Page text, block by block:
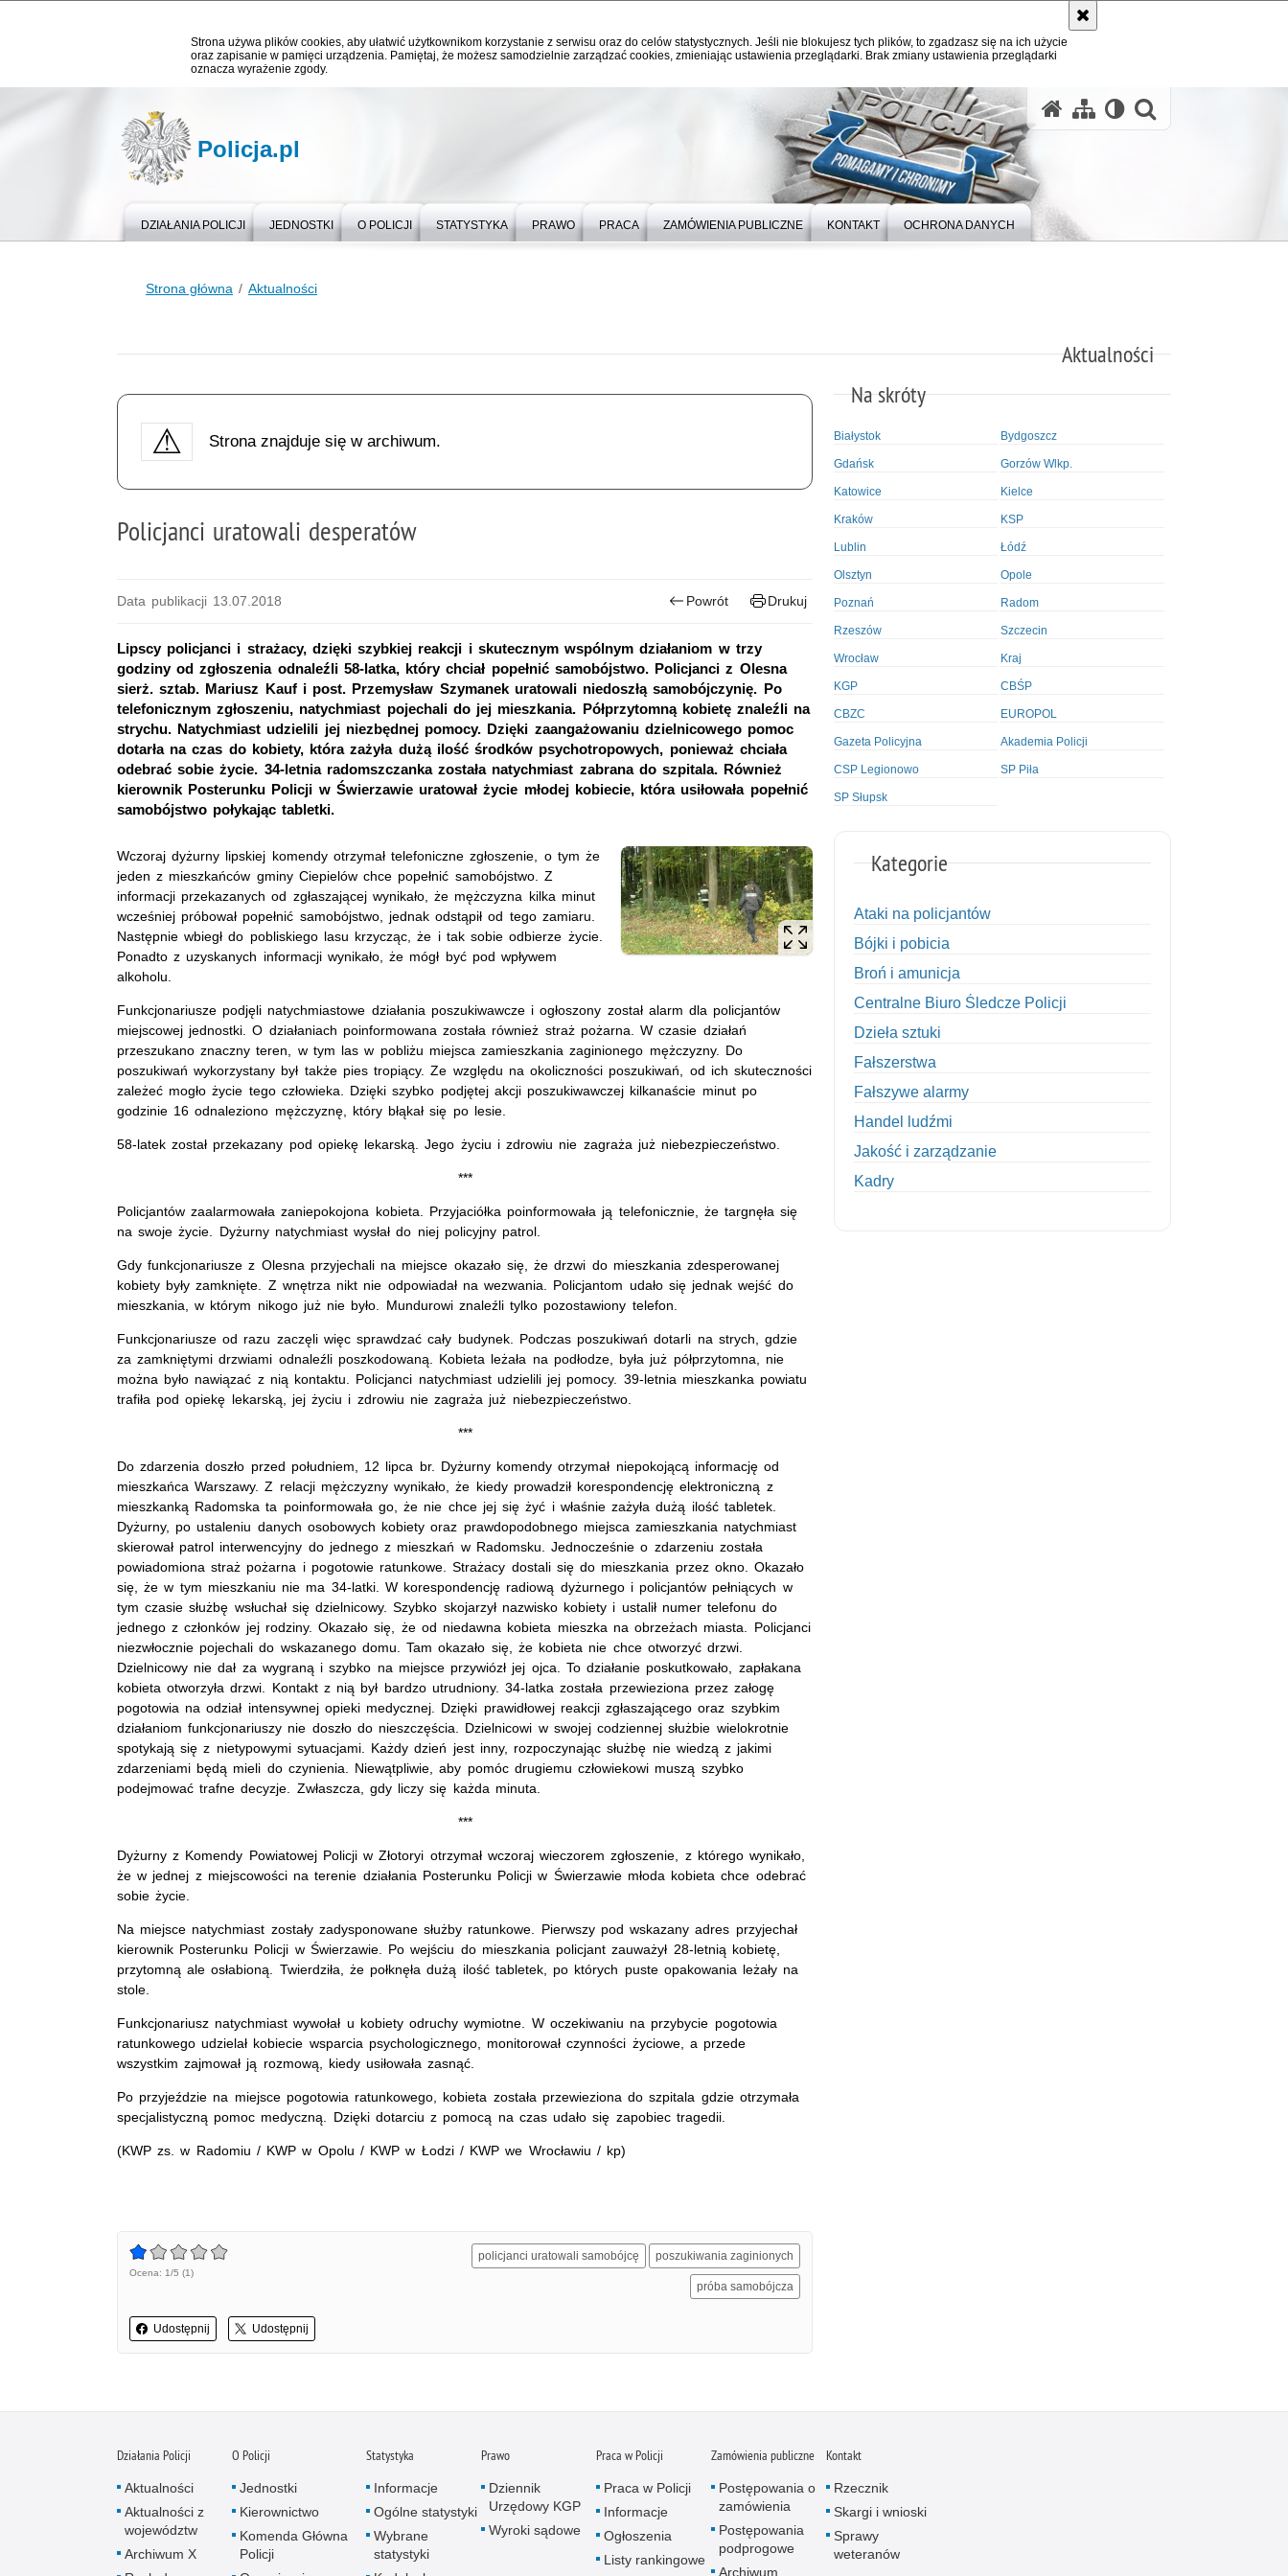
Strona używa plików cookies, aby ułatwić użytkownikom korzystanie z serwisu oraz do celów statystycznych. Jeśli nie blokujesz tych plików, to zgadzasz się na ich użycie
oraz zapisanie w pamięci urządzenia. Pamiętaj, że możesz samodzielnie zarządzać cookies, zmieniając ustawienia przeglądarki. Brak zmiany ustawienia przeglądarki
oznacza wyrażenie zgody.
Policja.pl
DZIAŁANIA POLICJI JEDNOSTKI O POLICJI STATYSTYKA PRAWO PRACA ZAMÓWIENIA PUBLICZNE KONTAKT OCHRONA DANYCH
Strona główna Aktualności
Aktualności
Strona znajduje się w archiwum.
Policjanci uratowali desperatów
Data publikacji 13.07.2018 Powrót Drukuj
Lipscy policjanci i strażacy, dzięki szybkiej reakcji i skutecznym wspólnym działaniom w trzy
godziny od zgłoszenia odnaleźli 58-latka, który chciał popełnić samobójstwo. Policjanci z Olesna
sierż. sztab. Mariusz Kauf i post. Przemysław Szymanek uratowali niedoszłą samobójczynię. Po
telefonicznym zgłoszeniu, natychmiast pojechali do jej mieszkania. Półprzytomną kobietę znaleźli na
strychu. Natychmiast udzielili jej niezbędnej pomocy. Dzięki zaangażowaniu dzielnicowego pomoc
dotarła na czas do kobiety, która zażyła dużą ilość środków psychotropowych, ponieważ chciała
odebrać sobie życie. 34-letnia radomszczanka została natychmiast zabrana do szpitala. Również
kierownik Posterunku Policji w Świerzawie uratował życie młodej kobiecie, która usiłowała popełnić
samobójstwo połykając tabletki.
Wczoraj dyżurny lipskiej komendy otrzymał telefoniczne zgłoszenie, o tym że
jeden z mieszkańców gminy Ciepielów chce popełnić samobójstwo. Z
informacji przekazanych od zgłaszającej wynikało, że mężczyzna kilka minut
wcześniej próbował popełnić samobójstwo, jednak odstąpił od tego zamiaru.
Następnie wbiegł do pobliskiego lasu krzycząc, że i tak sobie odbierze życie.
Ponadto z uzyskanych informacji wynikało, że mógł być pod wpływem
alkoholu.
Funkcjonariusze podjęli natychmiastowe działania poszukiwawcze i ogłoszony został alarm dla policjantów
miejscowej jednostki. O działaniach poinformowana została również straż pożarna. W czasie działań
przeszukano znaczny teren, w tym las w pobliżu miejsca zamieszkania zaginionego mężczyzny. Do
poszukiwań wykorzystany był także pies tropiący. Ze względu na okoliczności poszukiwań, od ich skuteczności
zależeć mogło życie tego człowieka. Dzięki szybko podjętej akcji poszukiwawczej kilkanaście minut po
godzinie 16 odnaleziono mężczyznę, który błąkał się po lesie.
58-latek został przekazany pod opiekę lekarską. Jego życiu i zdrowiu nie zagraża już niebezpieczeństwo.
***
Policjantów zaalarmowała zaniepokojona kobieta. Przyjaciółka poinformowała ją telefonicznie, że targnęła się
na swoje życie. Dyżurny natychmiast wysłał do niej policyjny patrol.
Gdy funkcjonariusze z Olesna przyjechali na miejsce okazało się, że drzwi do mieszkania zdesperowanej
kobiety były zamknięte. Z wnętrza nikt nie odpowiadał na wezwania. Policjantom udało się jednak wejść do
mieszkania, w którym nikogo już nie było. Mundurowi znaleźli tylko pozostawiony telefon.
Funkcjonariusze od razu zaczęli więc sprawdzać cały budynek. Podczas poszukiwań dotarli na strych, gdzie
za zamkniętymi drzwiami odnaleźli poszkodowaną. Kobieta leżała na podłodze, była już półprzytomna, nie
można było nawiązać z nią kontaktu. Policjanci natychmiast udzielili jej pomocy. 39-letnia mieszkanka powiatu
trafiła pod opiekę lekarską, jej życiu i zdrowiu nie zagraża już niebezpieczeństwo.
***
Do zdarzenia doszło przed południem, 12 lipca br. Dyżurny komendy otrzymał niepokojącą informację od
mieszkańca Warszawy. Z relacji mężczyzny wynikało, że kiedy prowadził korespondencję elektroniczną z
mieszkanką Radomska ta poinformowała go, że nie chce jej się żyć i właśnie zażyła dużą ilość tabletek.
Dyżurny, po ustaleniu danych osobowych kobiety oraz prawdopodobnego miejsca zamieszkania natychmiast
skierował patrol interwencyjny do jednego z mieszkań w Radomsku. Jednocześnie o zdarzeniu została
powiadomiona straż pożarna i pogotowie ratunkowe. Strażacy dostali się do mieszkania przez okno. Okazało
się, że w tym mieszkaniu nie ma 34-latki. W korespondencję radiową dyżurnego i policjantów pełniących w
tym czasie służbę wsłuchał się dzielnicowy. Szybko skojarzył nazwisko kobiety i ustalił numer telefonu do
jednego z członków jej rodziny. Okazało się, że od niedawna kobieta mieszka na obrzeżach miasta. Policjanci
niezwłocznie pojechali do wskazanego domu. Tam okazało się, że kobieta nie chce otworzyć drzwi.
Dzielnicowy nie dał za wygraną i szybko na miejsce przywiózł jej ojca. To działanie poskutkowało, zapłakana
kobieta otworzyła drzwi. Kontakt z nią był bardzo utrudniony. 34-latka została przewieziona przez załogę
pogotowia na odział intensywnej opieki medycznej. Dzięki prawidłowej reakcji zgłaszającego oraz szybkim
działaniom funkcjonariuszy nie doszło do nieszczęścia. Dzielnicowi w swojej codziennej służbie wielokrotnie
spotykają się z nietypowymi sytuacjami. Każdy dzień jest inny, rozpoczynając służbę nie wiedzą z jakimi
zdarzeniami będą mieli do czynienia. Niewątpliwie, aby pomóc drugiemu człowiekowi muszą szybko
podejmować trafne decyzje. Zwłaszcza, gdy liczy się każda minuta.
***
Dyżurny z Komendy Powiatowej Policji w Złotoryi otrzymał wczoraj wieczorem zgłoszenie, z którego wynikało,
że w jednej z miejscowości na terenie działania Posterunku Policji w Świerzawie młoda kobieta chce odebrać
sobie życie.
Na miejsce natychmiast zostały zadysponowane służby ratunkowe. Pierwszy pod wskazany adres przyjechał
kierownik Posterunku Policji w Świerzawie. Po wejściu do mieszkania policjant zauważył 28-letnią kobietę,
przytomną ale osłabioną. Twierdziła, że połknęła dużą ilość tabletek, po których puste opakowania leżały na
stole.
Funkcjonariusz natychmiast wywołał u kobiety odruchy wymiotne. W oczekiwaniu na przybycie pogotowia
ratunkowego udzielał kobiecie wsparcia psychologicznego, monitorował czynności życiowe, a przede
wszystkim zajmował ją rozmową, kiedy usiłowała zasnąć.
Po przyjeździe na miejsce pogotowia ratunkowego, kobieta została przewieziona do szpitala gdzie otrzymała
specjalistyczną pomoc medyczną. Dzięki dotarciu z pomocą na czas udało się zapobiec tragedii.
(KWP zs. w Radomiu / KWP w Opolu / KWP w Łodzi / KWP we Wrocławiu / kp)
Ocena: 1/5 (1)
Udostępnij Udostępnij
policjanci uratowali samobójcę poszukiwania zaginionych
próba samobójcza
Na skróty
Białystok Bydgoszcz
Gdańsk Gorzów Wlkp.
Katowice Kielce
Kraków KSP
Lublin Łódź
Olsztyn Opole
Poznań Radom
Rzeszów Szczecin
Wrocław Kraj
KGP CBŚP
CBZC EUROPOL
Gazeta Policyjna Akademia Policji
CSP Legionowo SP Piła
SP Słupsk
Kategorie
Ataki na policjantów
Bójki i pobicia
Broń i amunicja
Centralne Biuro Śledcze Policji
Dzieła sztuki
Fałszerstwa
Fałszywe alarmy
Handel ludźmi
Jakość i zarządzanie
Kadry
Przestępczość internetowa
Przestępczość komputerowa
Przestępczość kryminalna
Przestępczość międzynarodowa
Działania Policji
Aktualności
Aktualności z
województw
Archiwum X
O Policji
Jednostki
Kierownictwo
Komenda Główna
Policji
Statystyka
Informacje
Ogólne statystyki
Wybrane
statystyki
Prawo
Dziennik
Urzędowy KGP
Wyroki sądowe
Praca w Policji
Praca w Policji
Informacje
Ogłoszenia
Listy rankingowe
Zamówienia publiczne
Postępowania o
zamówienia
Postępowania
podprogowe
Archiwum
Kontakt
Rzecznik
Skargi i wnioski
Sprawy
weteranów